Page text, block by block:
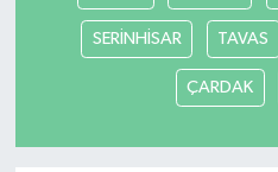
SERİNHİSAR TAVAS
ÇARDAK